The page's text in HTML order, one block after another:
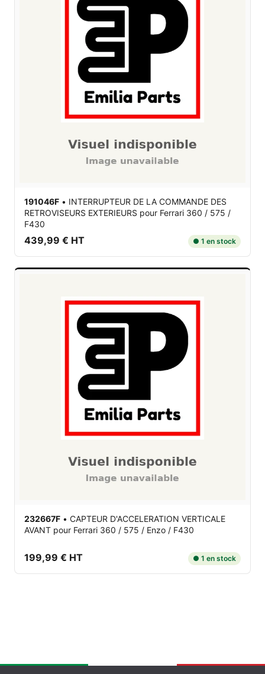
191046F • INTERRUPTEUR DE LA COMMANDE DES
RETROVISEURS EXTERIEURS pour Ferrari 360 / 575 /
F430
439,99 € HT ● 1 en stock
232667F • CAPTEUR D'ACCELERATION VERTICALE
AVANT pour Ferrari 360 / 575 / Enzo / F430
199,99 € HT ● 1 en stock